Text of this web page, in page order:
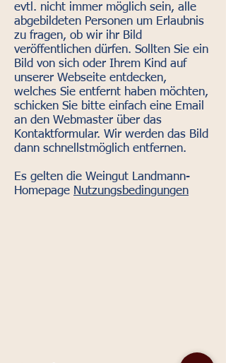
evtl. nicht immer möglich sein, alle
abgebildeten Personen um Erlaubnis
zu fragen, ob wir ihr Bild
veröffentlichen dürfen. Sollten Sie ein
Bild von sich oder Ihrem Kind auf
unserer Webseite entdecken,
welches Sie entfernt haben möchten,
schicken Sie bitte einfach eine Email
an den Webmaster über das
Kontaktformular. Wir werden das Bild
dann schnellstmöglich entfernen.
Es gelten die Weingut Landmann-
Homepage Nutzungsbedingungen